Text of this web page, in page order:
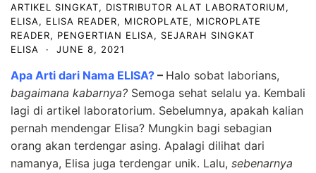
ARTIKEL SINGKAT, DISTRIBUTOR ALAT LABORATORIUM,
ELISA, ELISA READER, MICROPLATE, MICROPLATE
READER, PENGERTIAN ELISA, SEJARAH SINGKAT
ELISA
· JUNE 8, 2021
Apa Arti dari Nama ELISA? – Halo sobat laborians,
bagaimana kabarnya? Semoga sehat selalu ya. Kembali
lagi di artikel laboratorium. Sebelumnya, apakah kalian
pernah mendengar Elisa? Mungkin bagi sebagian
orang akan terdengar asing. Apalagi dilihat dari
namanya, Elisa juga terdengar unik. Lalu, sebenarnya